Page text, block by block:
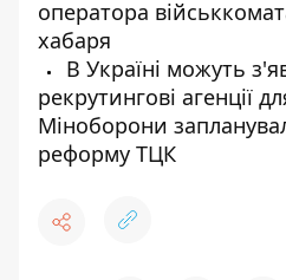
оператора
хабаря
В Україні можуть
рекрутингові агенції
Міноборони
реформу ТЦК